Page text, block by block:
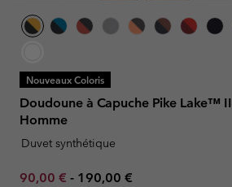
Nouveaux Coloris
Doudoune à Capuche Pike Lake™ II
Homme
Duvet synthétique
Minimum sale price:
90,00 € - Maximum price:
190,00 €